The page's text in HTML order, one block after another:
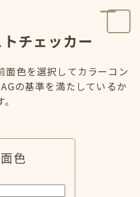
チェッカー
面色を選択してカラーコン
の基準を満たしているか
色